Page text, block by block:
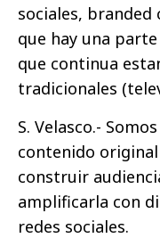
sociales,
que hay una
que continua
tradicionales
S. Velasco.-
contenido
construir
amplificarla con
redes sociales.